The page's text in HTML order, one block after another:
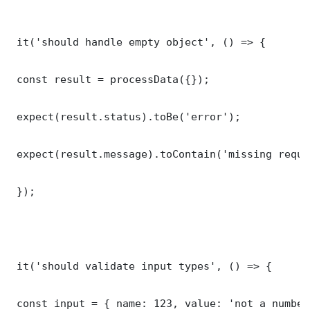
it('should handle empty object', () => {
const result = processData({});
expect(result.status).toBe('error');
expect(result.message).toContain('missing
});
it('should validate input types', () => {
const input = { name: 123, value: 'not a